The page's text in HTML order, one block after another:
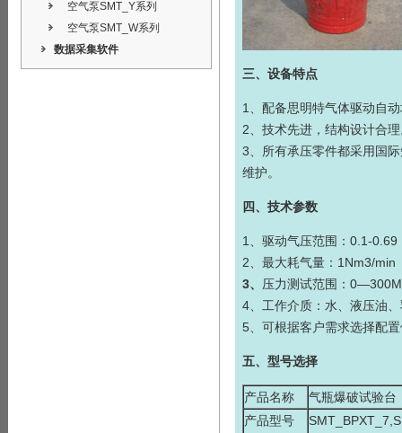
空气泵SMT_Y系列
空气泵SMT_W系列
数据采集软件
三、设备特点
1、配备思明特气体驱动自
2、技术先进，结构设计合
3、所有承压零件都采用国
维护。
四、技术参数
1、驱动气压范围：0.1-
2、最大耗气量：1Nm3/min
3、 压力测试范围：
4、工作介质：水、液压油
5、可根据客户需求选择配
五、型号选择
产品名称
气瓶爆破试验台
产品型号